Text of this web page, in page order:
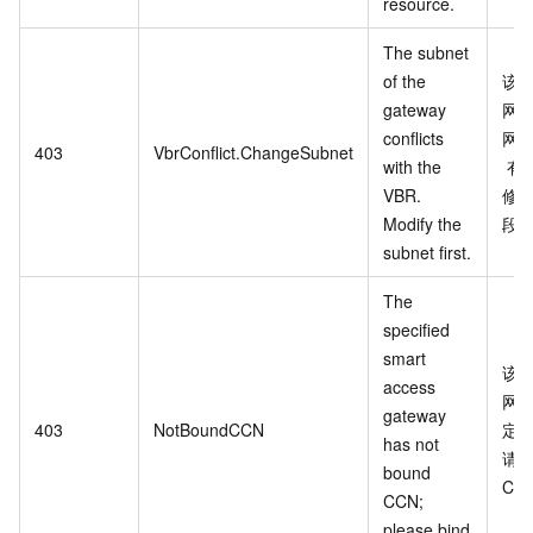
403 VbrConflict.ChangeSubnet
The subnet
of the
gateway
conflicts
with the
VBR.
Modify the
subnet first.
该
网
网
有
修
段
403 NotBoundCCN
The
specified
smart
access
gateway
has not
bound
CCN;
该
网
定
请